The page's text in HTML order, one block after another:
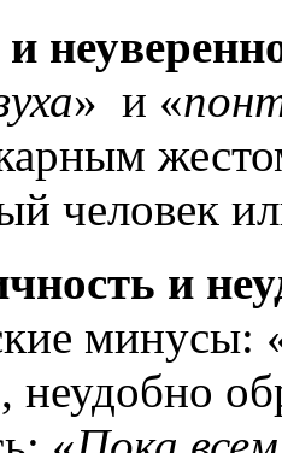
» и «
человек
и
минусы:
неудобно